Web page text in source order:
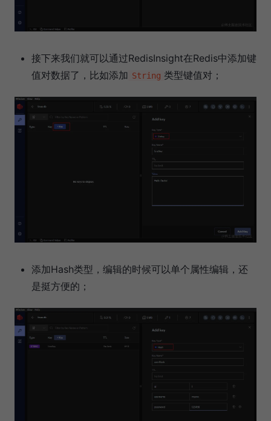
接下来我们就可以通过RedisInsight在Redis中添加键
值对数据了，比如添加 String 类型键值对；
添加Hash类型，编辑的时候可以单个属性编辑，还
是挺方便的；